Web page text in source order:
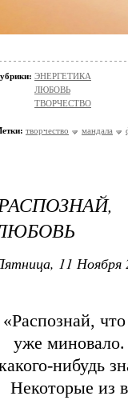
ЭНЕРГЕТИКА
ЛЮБОВЬ
ТВОРЧЕСТВО
творчество мандала
11 Ноября
«Распознай,
уже миновало.
нибудь
Некоторые из